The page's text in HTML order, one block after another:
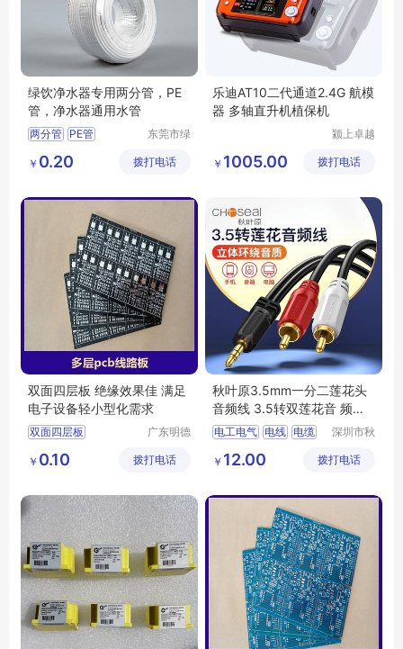
绿饮净水器专用两分管，PE
管，净水器通用水管
两分管 PE管
东莞市绿
备有限公
￥ 0.20 拨打电话
乐迪AT10二代通道2.4G 航模
器 多轴直升机植保机
颍上卓越
有限公司
￥ 1005.00 拨打电话
双面四层板 绝缘效果佳 满足
电子设备轻小型化需求
双面四层板
四层电路板加工
多层pcb线路板
广东明德
有限公司
￥ 0.10 拨打电话
秋叶原3.5mm一分二莲花头
音频线 3.5转双莲花音 频线
QS6721
电工电气 电线 电缆
莲花头音频线
深圳市秋
有限公司
￥ 12.00 拨打电话